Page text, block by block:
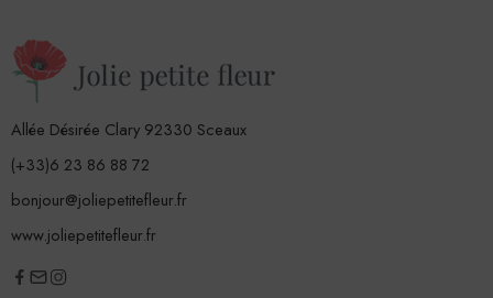
Allée Désirée Clary 92330 Sceaux
(+33)6 23 86 88 72
bonjour@joliepetitefleur.fr
www.joliepetitefleur.fr